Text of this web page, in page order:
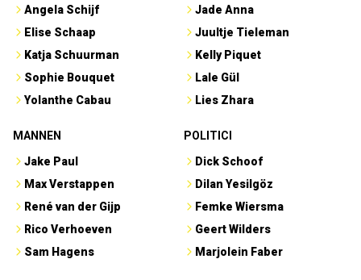
Angela Schijf
Elise Schaap
Katja Schuurman
Sophie Bouquet
Yolanthe Cabau
Jade Anna
Juultje Tieleman
Kelly Piquet
Lale Gül
Lies Zhara
MANNEN
Jake Paul
Max Verstappen
René van der Gijp
Rico Verhoeven
Sam Hagens
POLITICI
Dick Schoof
Dilan Yesilgöz
Femke Wiersma
Geert Wilders
Marjolein Faber